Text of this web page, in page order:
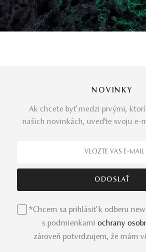
NOVINKY
Ak chcete byť medzi prvými,
našich novinkách, uveďte svoju e-
*Chcem sa prihlásiť k odberu
s podmienkami ochrany
zároveň potvrdzujem, že mám